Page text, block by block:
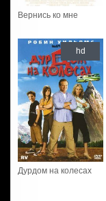
Вернись ко мне
Дурдом на колесах
hd